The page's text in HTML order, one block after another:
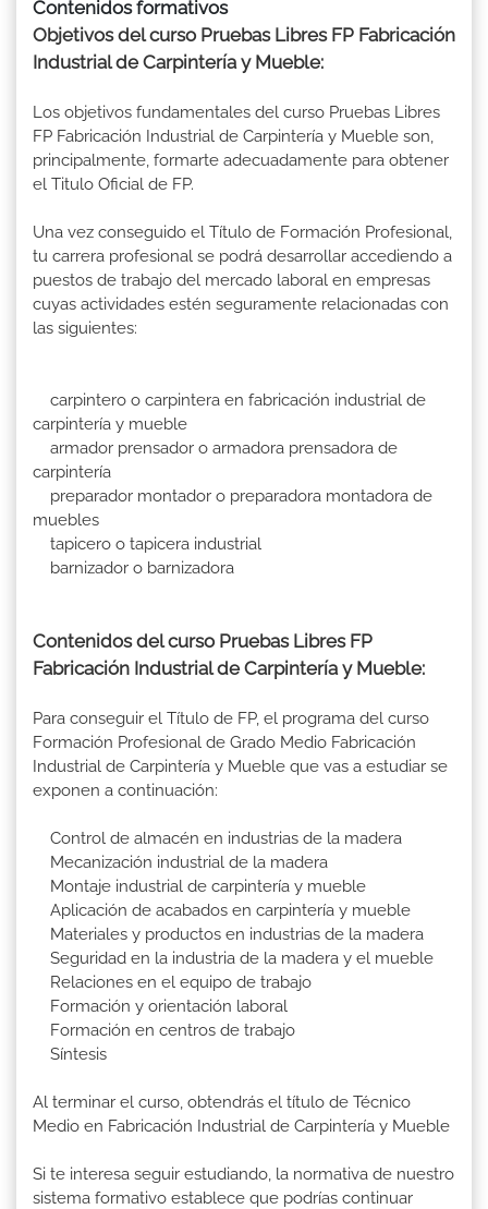
Contenidos formativos
Objetivos del curso Pruebas Libres FP Fabricación
Industrial de Carpintería y Mueble:
Los objetivos fundamentales del curso Pruebas Libres
FP Fabricación Industrial de Carpintería y Mueble son,
principalmente, formarte adecuadamente para obtener
el Titulo Oficial de FP.
Una vez conseguido el Título de Formación Profesional,
tu carrera profesional se podrá desarrollar accediendo a
puestos de trabajo del mercado laboral en empresas
cuyas actividades estén seguramente relacionadas con
las siguientes:
carpintero o carpintera en fabricación industrial de
carpintería y mueble
armador prensador o armadora prensadora de
carpintería
preparador montador o preparadora montadora de
muebles
tapicero o tapicera industrial
barnizador o barnizadora
Contenidos del curso Pruebas Libres FP
Fabricación Industrial de Carpintería y Mueble:
Para conseguir el Título de FP, el programa del curso
Formación Profesional de Grado Medio Fabricación
Industrial de Carpintería y Mueble que vas a estudiar se
exponen a continuación:
Control de almacén en industrias de la madera
Mecanización industrial de la madera
Montaje industrial de carpintería y mueble
Aplicación de acabados en carpintería y mueble
Materiales y productos en industrias de la madera
Seguridad en la industria de la madera y el mueble
Relaciones en el equipo de trabajo
Formación y orientación laboral
Formación en centros de trabajo
Síntesis
Al terminar el curso, obtendrás el título de Técnico
Medio en Fabricación Industrial de Carpintería y Mueble
Si te interesa seguir estudiando, la normativa de nuestro
sistema formativo establece que podrías continuar